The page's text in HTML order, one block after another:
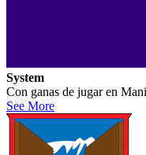
System
Con ganas de jugar en
See More